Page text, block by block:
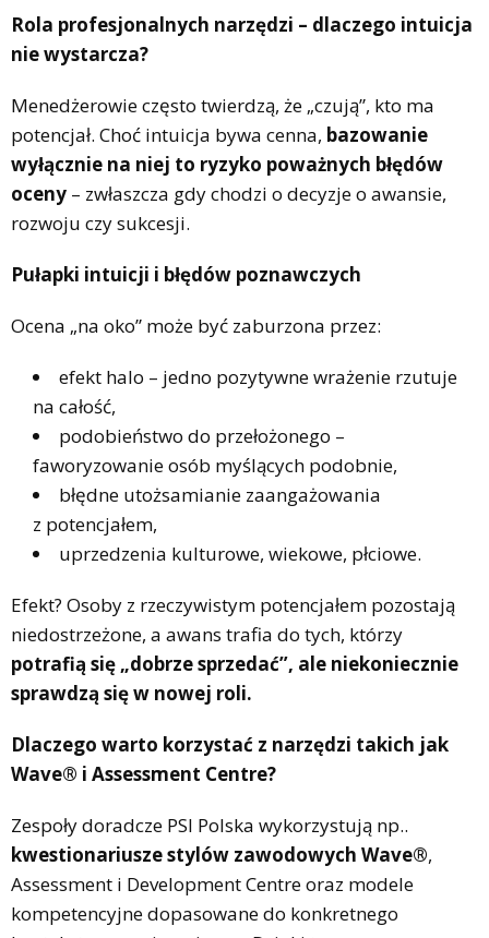
Rola profesjonalnych narzędzi – dlaczego intuicja
nie wystarcza?
Menedżerowie często twierdzą, że „czują”, kto ma
potencjał. Choć intuicja bywa cenna, bazowanie
wyłącznie na niej to ryzyko poważnych błędów
oceny – zwłaszcza gdy chodzi o decyzje o awansie,
rozwoju czy sukcesji.
Pułapki intuicji i błędów poznawczych
Ocena „na oko” może być zaburzona przez:
efekt halo – jedno pozytywne wrażenie rzutuje
na całość,
podobieństwo do przełożonego –
faworyzowanie osób myślących podobnie,
błędne utożsamianie zaangażowania
z potencjałem,
uprzedzenia kulturowe, wiekowe, płciowe.
Efekt? Osoby z rzeczywistym potencjałem pozostają
niedostrzeżone, a awans trafia do tych, którzy
potrafią się „dobrze sprzedać”, ale niekoniecznie
sprawdzą się w nowej roli.
Dlaczego warto korzystać z narzędzi takich jak
Wave® i Assessment Centre?
Zespoły doradcze PSI Polska wykorzystują np..
kwestionariusze stylów zawodowych Wave®,
Assessment i Development Centre oraz modele
kompetencyjne dopasowane do konkretnego